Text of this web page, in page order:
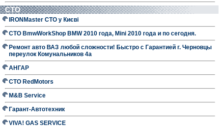
СТО
IRONMaster СТО у Києві
СТО BmwWorkShop BMW 2010 года, Mini 2010 года и по сегодня.
Ремонт авто ВАЗ любой сложности! Быстро с Гарантией г. Черновцы
переулок Комунальников 4а
АНГАР
СТО RedMotors
M&B Service
Гарант-Автотехник
VIVA! GAS SERVICE